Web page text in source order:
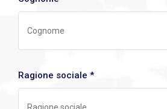
Ragione sociale *